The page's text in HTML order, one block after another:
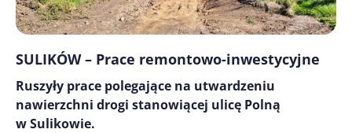
SULIKÓW – Prace remontowo-inwestycyjne
Ruszyły prace polegające na utwardzeniu
nawierzchni drogi stanowiącej ulicę Polną
w Sulikowie.